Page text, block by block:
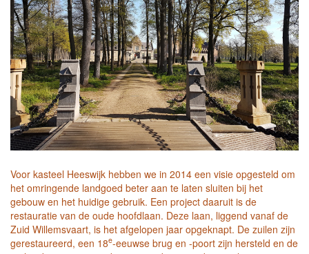
Voor kasteel Heeswijk hebben we in 2014 een visie opgesteld om
het omringende landgoed beter aan te laten sluiten bij het
gebouw en het huidige gebruik. Een project daaruit is de
restauratie van de oude hoofdlaan. Deze laan, liggend vanaf de
Zuid Willemsvaart, is het afgelopen jaar opgeknapt. De zuilen zijn
gerestaureerd, een 18e-eeuwse brug en -poort zijn hersteld en de